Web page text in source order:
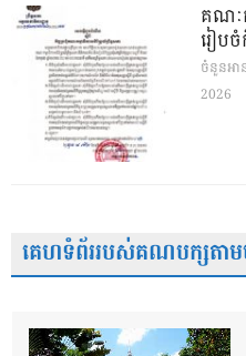
គណៈក
រៀបចំ
ចំនួនអា
2026
គេហទំព័ររបស់គណបក្សតាមប